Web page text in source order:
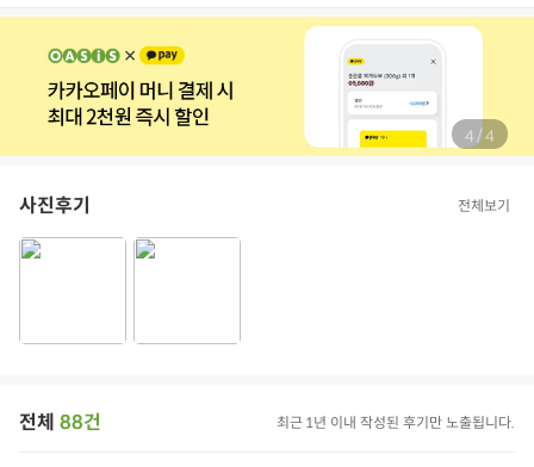
4 /4
사진후기 전체보기
전체 88건 최근 1년 이내 작성된 후기만 노출됩니다.